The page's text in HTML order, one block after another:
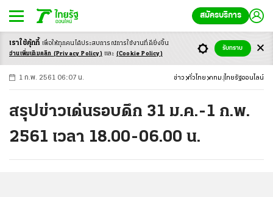
สมัครบริการ
-ก ก ก+
1 ก.พ. 2561 06:07 น. ข่าว ทั่วไทย กทม. ไทยรัฐออนไลน์
สรุปข่าวเด่นรอบดึก 31 ม.ค.-1 ก.พ.
2561 เวลา 18.00-06.00 น.
เราใช้คุ้กกี้ เพื่อให้ทุกคนได้ประสบการณ์การใช้งานที่ดียิ่งขึ้น
อ่านเพิ่มเติมคลิก (Privacy Policy) และ (Cookie Policy)
รับทราบ